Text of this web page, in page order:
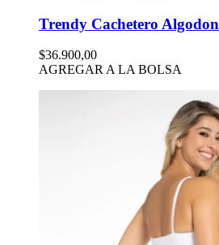
Trendy Cachetero Algodon
$36.900,00
AGREGAR A LA BOLSA